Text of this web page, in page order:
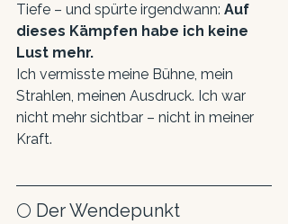
Tiefe – und spürte irgendwann: Auf
dieses Kämpfen habe ich keine
Lust mehr.
Ich vermisste meine Bühne, mein
Strahlen, meinen Ausdruck. Ich war
nicht mehr sichtbar – nicht in meiner
Kraft.
🌕 Der Wendepunkt